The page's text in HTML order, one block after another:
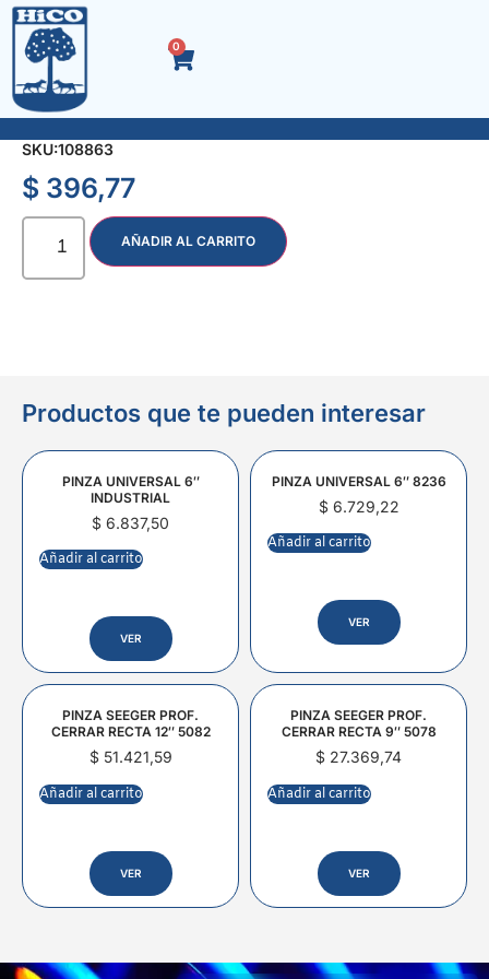
0
ACC. NEGRO ENCHUFE DOBLE 1.1/2″
SKU:108863
$ 396,77
AÑADIR AL CARRITO
Productos que te pueden interesar
PINZA UNIVERSAL 6″
INDUSTRIAL
$ 6.837,50
Añadir al carrito
VER
PINZA UNIVERSAL 6″ 8236
$6.729,22
Añadir al carrito
VER
PINZA SEEGER PROF.
CERRAR RECTA 12″ 5082
$51.421,59
Añadir al carrito
VER
PINZA SEEGER PROF.
CERRAR RECTA 9″ 5078
$ 27.369,74
Añadir al carrito
VER